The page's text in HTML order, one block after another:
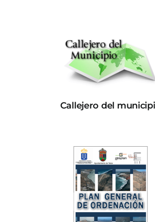
Callejero del